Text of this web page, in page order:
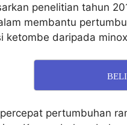
penelitian tahun
membantu
ketombe daripada
pertumbuhan